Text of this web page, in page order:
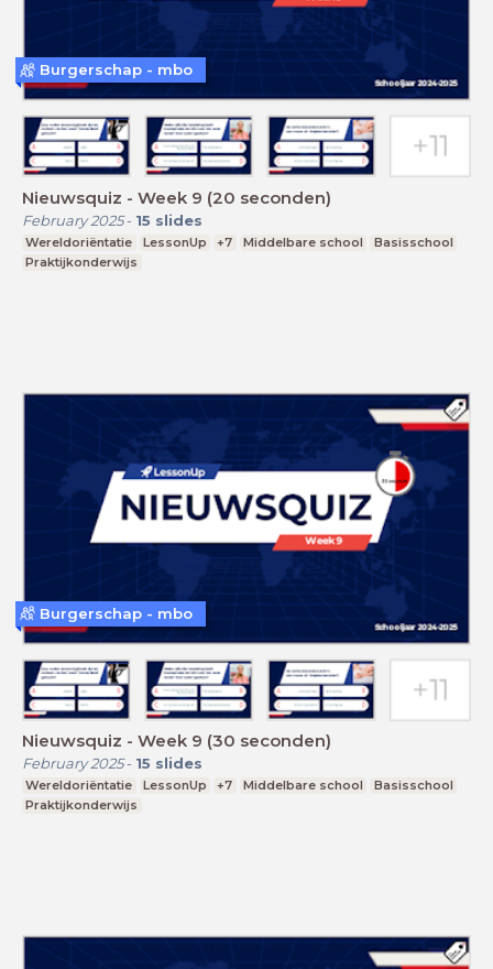
Nieuwsquiz - Week 9 (20 seconden)
February 2025- 15 slides
Wereldoriëntatie LessonUp +7 Middelbare school
Basisschool
Praktijkonderwijs
Burgerschap - mbo
Nieuwsquiz - Week 9 (30 seconden)
February 2025- 15 slides
Wereldoriëntatie LessonUp +7 Middelbare school
Basisschool
Praktijkonderwijs
Burgerschap - mbo